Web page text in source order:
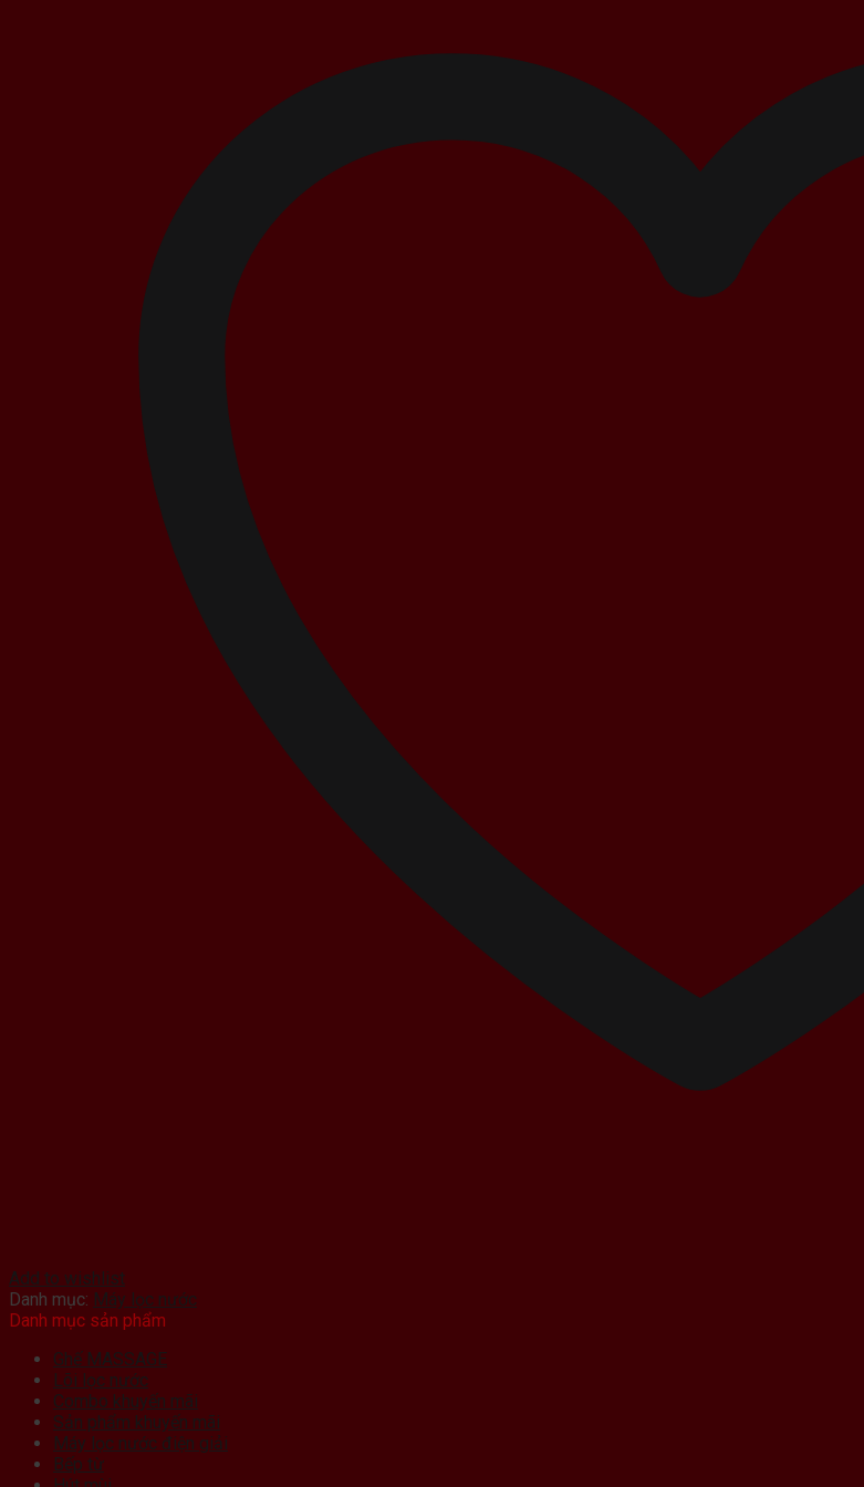
Add to wishlist
Danh mục: Máy lọc nước
Danh mục sản phẩm
Ghế MASSAGE
Lõi lọc nước
Combo khuyến mãi
Sản phẩm khuyến mãi
Máy lọc nước điện giải
Bếp từ